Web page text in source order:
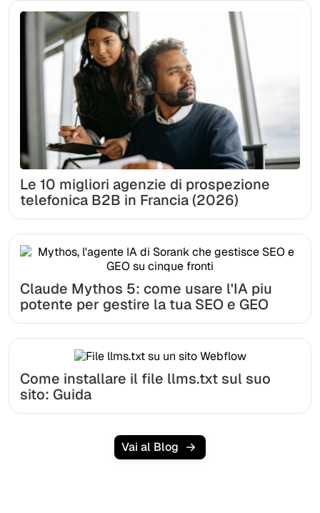
Le 10 migliori agenzie di prospezione
telefonica B2B in Francia (2026)
Claude Mythos 5: come usare l'IA piu
potente per gestire la tua SEO e GEO
Come installare il file llms.txt sul suo
sito: Guida
Vai al Blog